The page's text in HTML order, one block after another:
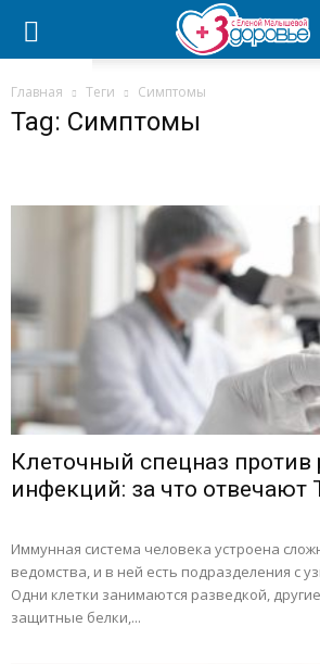
Главная Теги Симптомы
Tag: Симптомы
Клеточный спецназ против
инфекций: за что отвечают
Иммунная система человека устроена
ведомства, и в ней есть подразделения с
Одни клетки занимаются разведкой,
защитные белки,...